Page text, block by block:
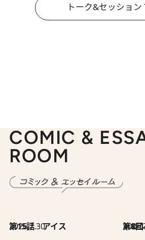
トーク&セッション
COMIC &
ROOM
2026.7.30
第15話 アイス 第8回「同人